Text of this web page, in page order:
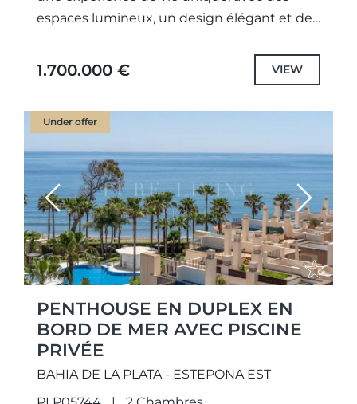
espaces lumineux, un design élégant et des
chaque recoin...
1.700.000 € VIEW
Under offer
Previous Next
PENTHOUSE EN DUPLEX EN
BORD DE MER AVEC PISCINE
PRIVÉE
BAHIA DE LA PLATA - ESTEPONA EST